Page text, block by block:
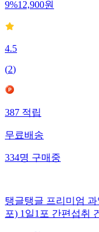
9%12,900원
4.5
(2)
387적립
무료배송
334명구매중
탱글탱글 프리미엄
포) 1일1포 간편섭취